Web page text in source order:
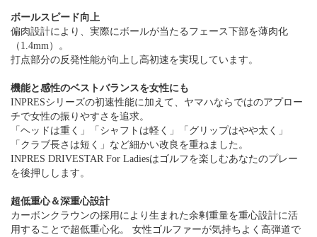
ボールスピード向上
偏肉設計により、実際にボールが当たるフェース下部を薄肉化
（1.4mm）。
打点部分の反発性能が向上し高初速を実現しています。
機能と感性のベストバランスを女性にも
INPRESシリーズの初速性能に加えて、ヤマハならではのアプロー
チで女性の振りやすさを追求。
「ヘッドは重く」「シャフトは軽く」「グリップはやや太く」
「クラブ長さは短く」など細かい改良を重ねました。
INPRES DRIVESTAR For Ladiesはゴルフを楽しむあなたのプレー
を後押しします。
超低重心＆深重心設計
カーボンクラウンの採用により生まれた余剰重量を重心設計に活
用することで超低重心化。 女性ゴルファーが気持ちよく高弾道で